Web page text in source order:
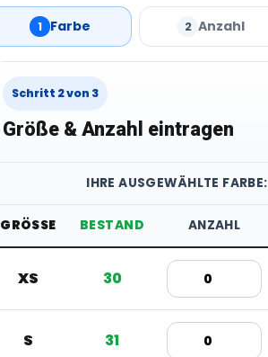
1 Farbe 2 Anzahl
Schritt 2 von 3
Größe & Anzahl eintragen
IHRE AUSGEWÄHLTE FARBE:
GRÖSSE BESTAND ANZAHL
XS 30
S 31